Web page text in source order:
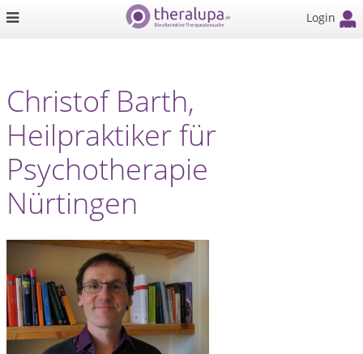
Login
Christof Barth,
Heilpraktiker für
Psychotherapie
Nürtingen